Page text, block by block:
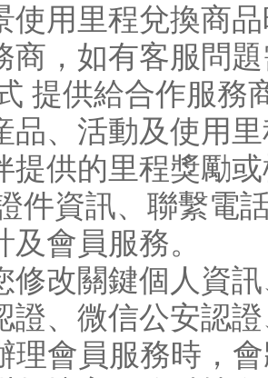
使用里程兌換商
商，如有客服問
提供給合作服務
品、活動及使用
提供的里程獎勵
件資訊、聯繫電
會員服務。
修改關鍵個人資
證、微信公安認
理會員服務時，